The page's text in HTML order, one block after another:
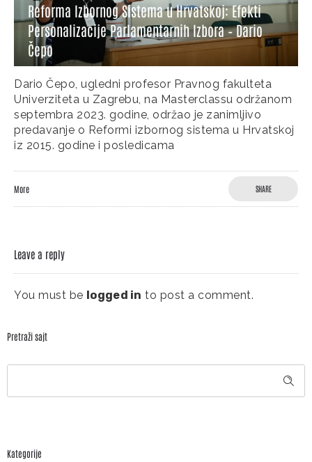
Reforma Izbornog Sistema u Hrvatskoj: Efekti
Personalizacije Parlamentarnih Izbora – Dario
Čepo
Dario Čepo, ugledni profesor Pravnog fakulteta
Univerziteta u Zagrebu, na Masterclassu održanom
septembra 2023. godine, održao je zanimljivo
predavanje o Reformi izbornog sistema u Hrvatskoj
iz 2015. godine i posledicama
More SHARE
Leave a reply
You must be logged in to post a comment.
Pretraži sajt
Kategorije